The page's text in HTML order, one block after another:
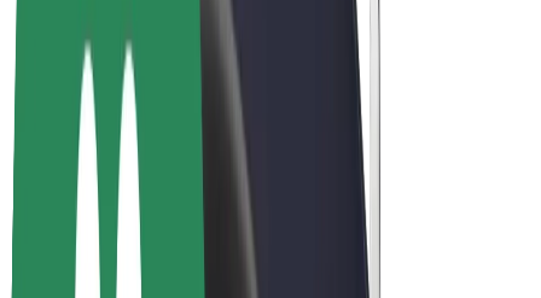
მძღოლები
მძღოლის შემოსავლები
კურიერები
კურიერის შემოსავლები
Bolt Food პარტნიორები